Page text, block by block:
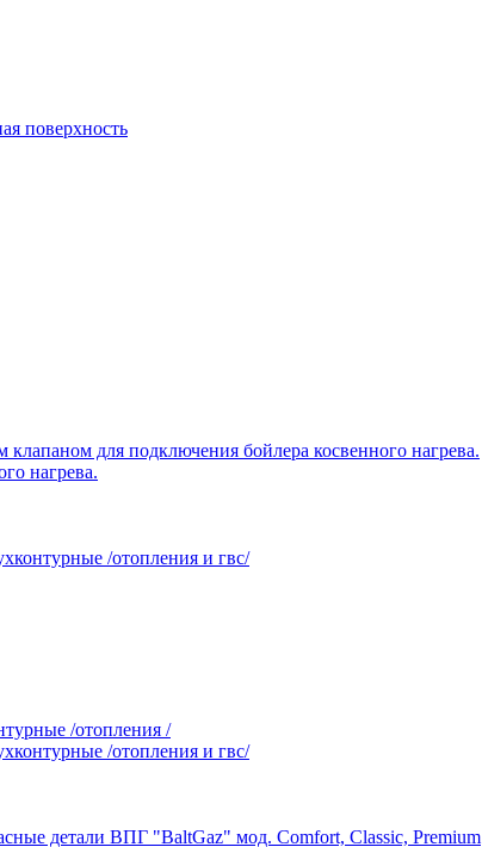
поверхность
нагрева.
/отопления и гвс/
/отопления /
/отопления и гвс/
детали ВПГ "BaltGaz" мод. Comfort, Classic, Premium